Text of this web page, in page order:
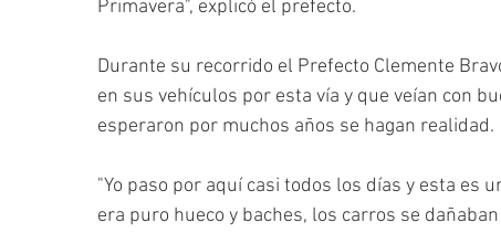
Primavera", explicó el prefecto.
Durante su recorrido el Prefecto Clemente
en sus vehículos por esta vía y que veían con
esperaron por muchos años se hagan realidad.
"Yo paso por aquí casi todos los días y esta es
era puro hueco y baches, los carros se